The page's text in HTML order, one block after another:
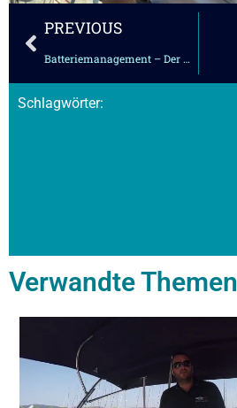
Zurück
PREVIOUS
Batteriemanagement – Der Kühlschrank
Schlagwörter:
Verwandte Themen